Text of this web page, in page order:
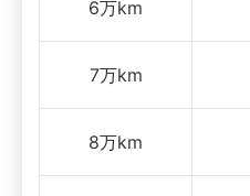
6万km
7万km
8万km